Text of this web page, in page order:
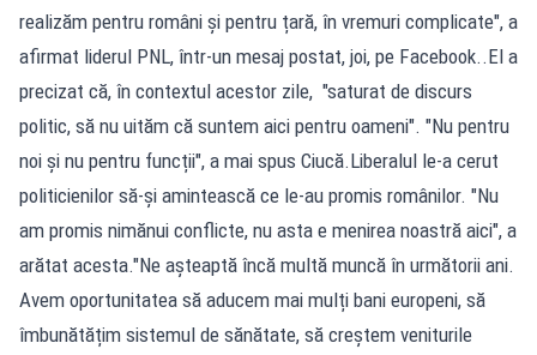
realizăm pentru români și pentru țară, în vremuri complicate", a
afirmat liderul PNL, într-un mesaj postat, joi, pe Facebook..El a
precizat că, în contextul acestor zile, "saturat de discurs
politic, să nu uităm că suntem aici pentru oameni". "Nu pentru
noi și nu pentru funcții", a mai spus Ciucă.Liberalul le-a cerut
politicienilor să-și amintească ce le-au promis românilor. "Nu
am promis nimănui conflicte, nu asta e menirea noastră aici", a
arătat acesta."Ne așteaptă încă multă muncă în următorii ani.
Avem oportunitatea să aducem mai mulți bani europeni, să
îmbunătățim sistemul de sănătate, să creștem veniturile